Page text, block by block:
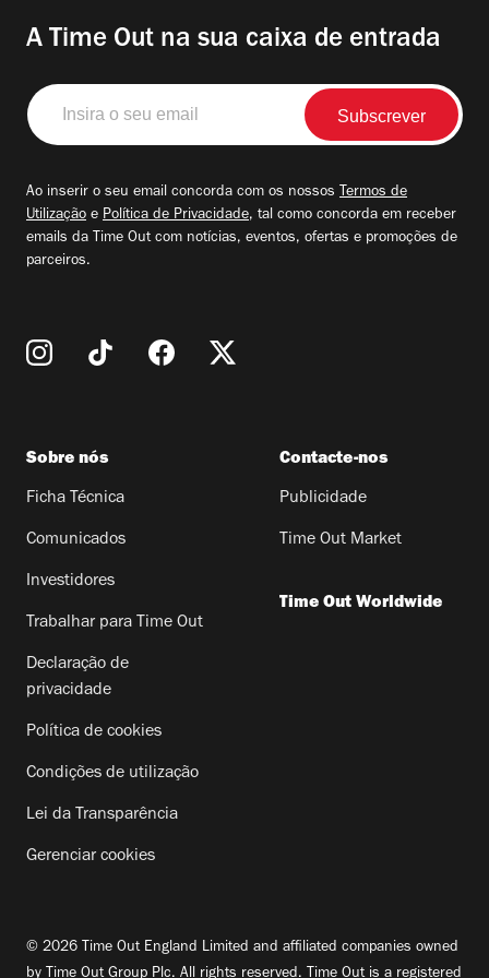
A Time Out na sua caixa de entrada
Insira
o
seu
Ao inserir o seu email concorda com os nossos Termos de
Utilização e Política de Privacidade, tal como concorda em receber
emails da Time Out com notícias, eventos, ofertas e promoções de
parceiros.
Sobre nós
Ficha Técnica
Comunicados
Investidores
Trabalhar para Time Out
Declaração de
privacidade
Política de cookies
Condições de utilização
Lei da Transparência
Gerenciar cookies
Contacte-nos
Publicidade
Time Out Market
Time Out Worldwide
© 2026 Time Out England Limited and affiliated companies owned
by Time Out Group Plc. All rights reserved. Time Out is a registered